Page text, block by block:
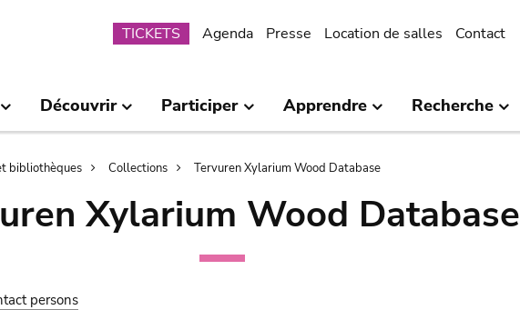
Submenu
TICKETS Agenda Presse Location de salles Contact
Découvrir Participer Apprendre Recherche
bibliothèques Collections Tervuren Xylarium Wood Database
Xylarium Wood Database
persons